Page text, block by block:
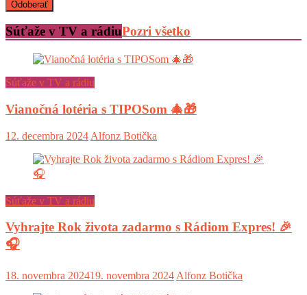
Súťaže v TV a rádiuPozri všetko
Súťaže v TV a rádiu
Vianočná lotéria s TIPOSom 🎄🎁
12. decembra 2024 Alfonz Botička
Súťaže v TV a rádiu
Vyhrajte Rok života zadarmo s Rádiom Expres! 🎉
🎧
18. novembra 202419. novembra 2024 Alfonz Botička